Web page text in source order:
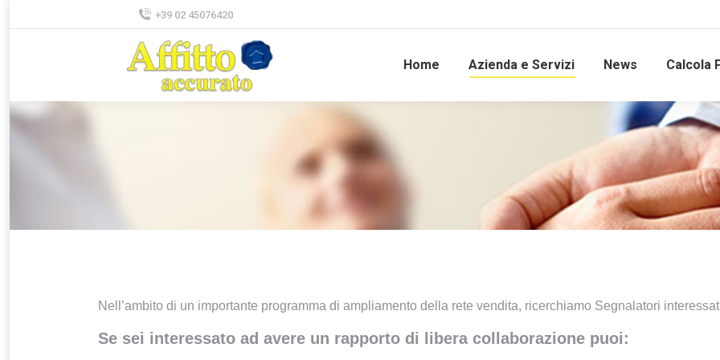
+39 02 45076420
Home Azienda e Servizi News Calcola
Nell’ambito di un importante programma di ampliamento della rete vendita, ricerchiamo Segnalatori
Se sei interessato ad avere un rapporto di libera collaborazione puoi: